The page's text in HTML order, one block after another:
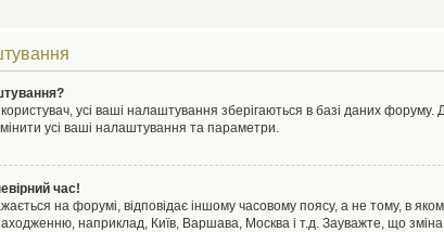
усі ваші налаштування зберігаються в базі даних форуму.
усі ваші налаштування та параметри.
час!
на форумі, відповідає іншому часовому поясу, а не тому, в
наприклад, Київ, Варшава, Москва і т.д. Зауважте, що